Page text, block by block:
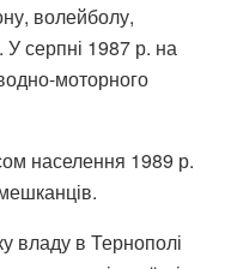
волейболу,
У серпні 1987 р. на
моторного
населення 1989 р.
владу в Тернополі